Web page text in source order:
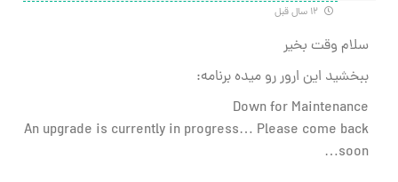
سلام وقت بخیر
ببخشید این ارور رو میده برنامه:
Down for Maintenance
An upgrade is currently in progress… Please come back
soon…